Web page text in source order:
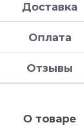
Доставка
Оплата
Отзывы
О товаре